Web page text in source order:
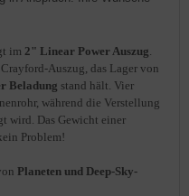
im 2" Linear Power Auszug
Auszug, das Lager von
Beladung stand hält. Vier
während die Verstellung
wird. Das Gewicht einer
Problem!
Planeten und Deep-Sky-